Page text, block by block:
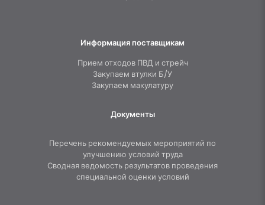
Информация поставщикам
Прием отходов ПВД и стрейч
Закупаем втулки Б/У
Закупаем макулатуру
Документы
Перечень рекомендуемых мероприятий по
улучшению условий труда
Сводная ведомость результатов проведения
специальной оценки условий